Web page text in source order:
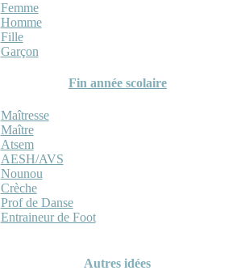
Femme
Homme
Fille
Garçon
Fin année scolaire
Maîtresse
Maître
Atsem
AESH/AVS
Nounou
Crèche
Prof de Danse
Entraineur de Foot
Autres idées